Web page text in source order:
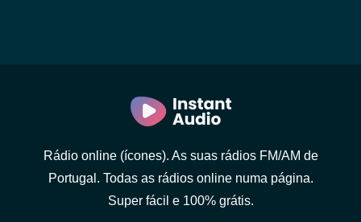
Rádio online (ícones). As suas rádios FM/AM de
Portugal. Todas as rádios online numa página.
Super fácil e 100% grátis.